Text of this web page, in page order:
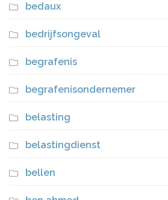
bedaux
bedrijfsongeval
begrafenis
begrafenisondernemer
belasting
belastingdienst
bellen